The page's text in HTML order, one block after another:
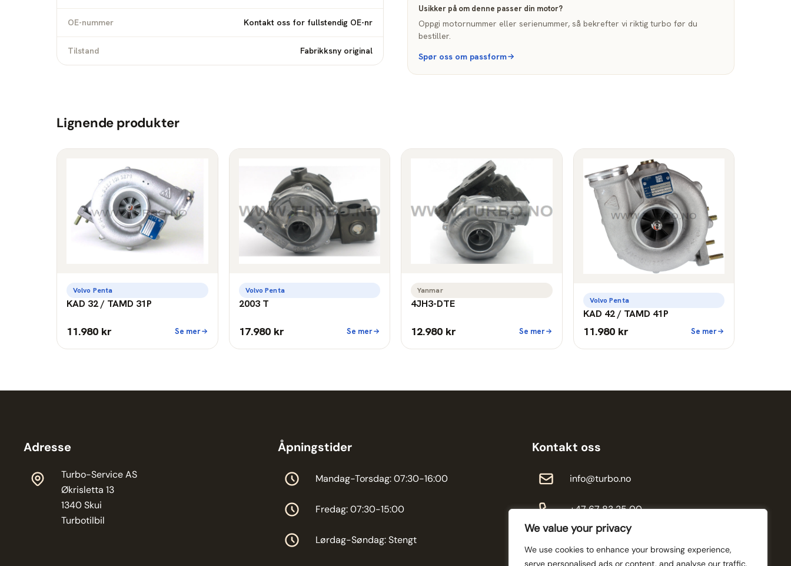
We value your privacy
We use cookies to enhance your browsing experience,
serve personalised ads or content, and analyse our traffic.
OE-nummer Kontakt oss for fullstendig OE-nr
Tilstand Fabrikksny original
Usikker på om denne passer din motor?
Oppgi motornummer eller serienummer, så bekrefter vi riktig turbo før du
bestiller.
Spør oss om passform
Lignende produkter
Volvo Penta
KAD 32 / TAMD 31P
11.980 kr Se mer
Volvo Penta
2003 T
17.980 kr Se mer
Yanmar
4JH3-DTE
12.980 kr Se mer
Volvo Penta
KAD 42 / TAMD 41P
11.980 kr Se mer
Adresse
Turbo-Service AS
Økrisletta 13
1340 Skui
Turbotilbil
Åpningstider
Mandag-Torsdag: 07:30-16:00
Fredag: 07:30-15:00
Lørdag-Søndag: Stengt
Kontakt oss
info@turbo.no
+47 67 83 25 00